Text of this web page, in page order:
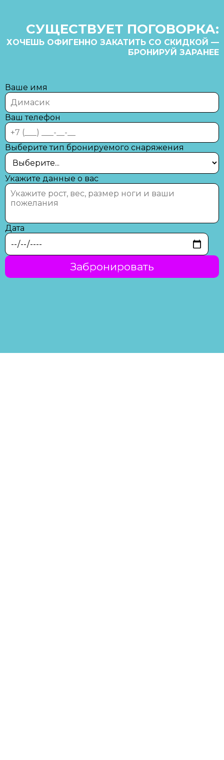
СУЩЕСТВУЕТ ПОГОВОРКА:
ХОЧЕШЬ ОФИГЕННО ЗАКАТИТЬ СО СКИДКОЙ —
БРОНИРУЙ ЗАРАНЕЕ
Ваше имя
Ваш телефон
Выберите тип бронируемого снаряжения
Укажите данные о вас
Дата
Забронировать